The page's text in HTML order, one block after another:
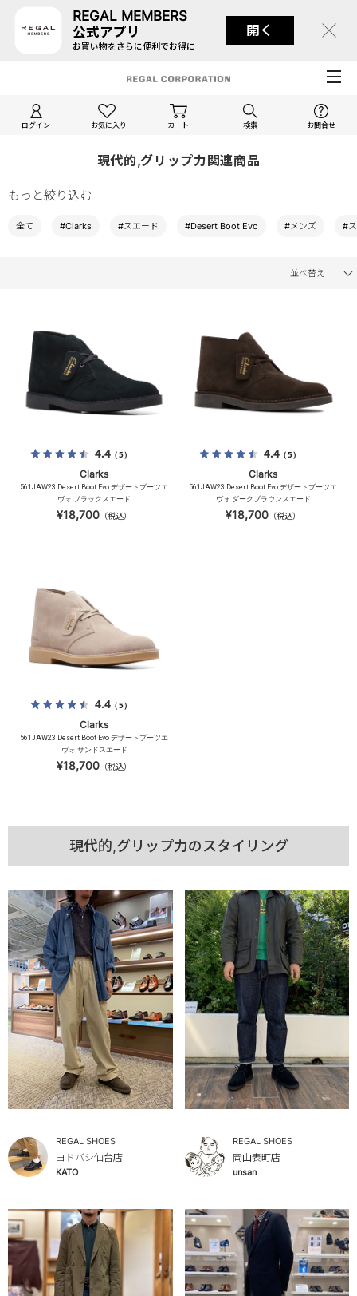
REGAL MEMBERS
公式アプリ
お買い物をさらに便利でお得に
開く
ログイン お気に入り カート 検索 お問合せ
現代的,グリップ力関連商品
もっと絞り込む
全て #Clarks #スエード #Desert Boot Evo #メンズ #
並べ替え
4.4（5）
Clarks
561JAW23 Desert Boot Evo デザートブーツエ
ヴォ ブラックスエード
¥18,700 （税込）
4.4（5）
Clarks
561JAW23 Desert Boot Evo デザートブーツエ
ヴォ ダークブラウンスエード
¥18,700 （税込）
4.4（5）
Clarks
561JAW23 Desert Boot Evo デザートブーツエ
ヴォ サンドスエード
¥18,700 （税込）
現代的,グリップ力のスタイリング
REGAL SHOES
ヨドバシ仙台店
KATO
REGAL SHOES
岡山表町店
unsan